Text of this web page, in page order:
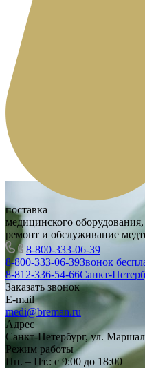
поставка
медицинского оборудования,
ремонт и обслуживание
8-800-333-06-39
8-800-333-06-39Звонок
8-812-336-54-66Санкт-
Заказать звонок
E-mail
medi@breman.ru
Адрес
Санкт-Петербург, ул.
Режим работы
Пн. – Пт.: с 9:00 до 18:00